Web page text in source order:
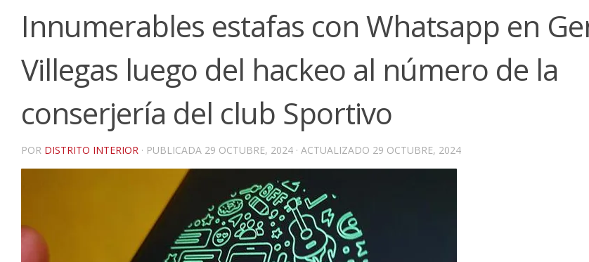
Innumerables estafas con Whatsapp en
Villegas luego del hackeo al número de la
conserjería del club Sportivo
POR DISTRITO INTERIOR · PUBLICADA 29 OCTUBRE, 2024 · ACTUALIZADO 29 OCTUBRE, 2024